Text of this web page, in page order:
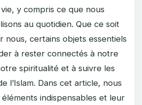
y compris ce que nous
au quotidien. Que ce soit
nous, certains objets essentiels
à rester connectés à notre
spiritualité et à suivre les
l’Islam. Dans cet article, nous
indispensables et leur